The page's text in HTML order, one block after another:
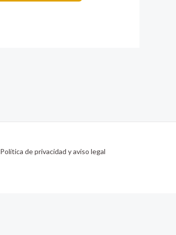
Política de privacidad y aviso legal